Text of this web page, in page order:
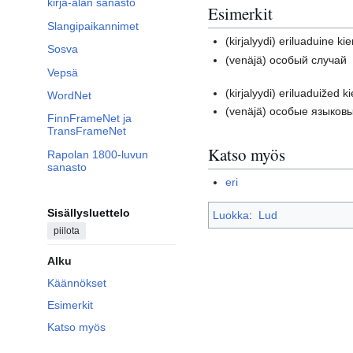
kirja-alan sanasto
Slangipaikannimet
Sosva
Vepsä
WordNet
FinnFrameNet ja
TransFrameNet
Rapolan 1800-luvun
sanasto
Sisällysluettelo
piilota
Alku
Käännökset
Esimerkit
Katso myös
Esimerkit
(kirjalyydi)eriluaduine
(venäjä)особый случай
(kirjalyydi)eriluaduižed
(venäjä)особые
Katso myös
eri
Luokka: Lud